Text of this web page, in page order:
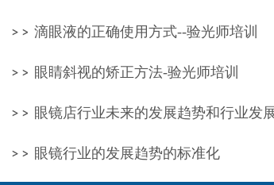
滴眼液的正确使用方式--验光师培训
眼睛斜视的矫正方法-验光师培训
眼镜店行业未来的发展趋势和行业发
眼镜行业的发展趋势的标准化